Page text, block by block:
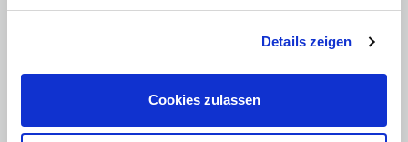
Details zeigen
Cookies zulassen
Verbrauchswerte